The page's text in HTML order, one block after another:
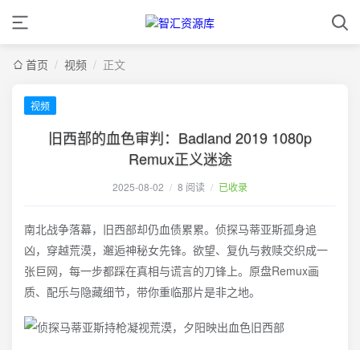
首页 / 视频 / 正文
视频
旧西部的血色审判：Badland 2019 1080p
Remux正义迷途
2025-08-02 / 8 阅读 / 已收录
南北战争落幕，旧西部却仍血债累累。侦探马蒂亚斯孤身追
凶，穿越荒漠，邂逅神秘女先锋。欲望、复仇与救赎交织成一
张巨网，每一步都踩在真相与谎言的刀锋上。原盘Remux画
质、配乐与隐藏细节，带你重临那片是非之地。